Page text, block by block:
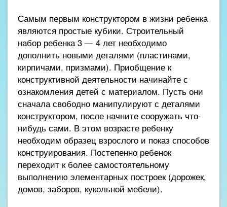
Самым первым конструктором в жизни ребенка
являются простые кубики. Строительный
набор ребенка 3 — 4 лет необходимо
дополнить новыми деталями (пластинами,
кирпичами, призмами). Приобщение к
конструктивной деятельности начинайте с
ознакомления детей с материалом. Пусть они
сначала свободно манипулируют с деталями
конструктором, после начните сооружать что-
нибудь сами. В этом возрасте ребенку
необходим образец взрослого и показ способов
конструирования. Постепенно ребенок
переходит к более самостоятельному
выполнению элементарных построек (дорожек,
домов, заборов, кукольной мебели).